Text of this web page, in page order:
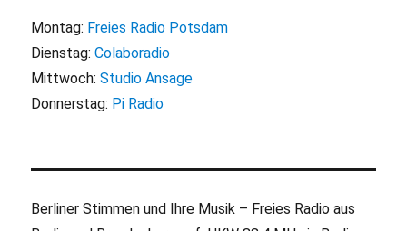
Montag: Freies Radio Potsdam
Dienstag:Colaboradio
Mittwoch:Studio Ansage
Donnerstag: Pi Radio
Berliner Stimmen und Ihre Musik – Freies Radio aus